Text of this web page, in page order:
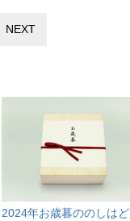
NEXT
2024年お歳暮ののしはど